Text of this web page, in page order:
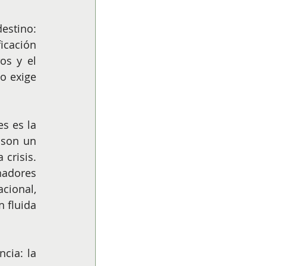
y el
exige
es la
un
crisis.
fluida
la